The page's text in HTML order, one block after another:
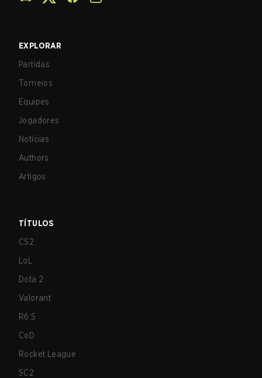
EXPLORAR
Partidas
Torneios
Equipes
Jogadores
Notícias
Authors
Artigos
TÍTULOS
CS2
LoL
Dota 2
Valorant
R6:S
CoD
Rocket League
SC2